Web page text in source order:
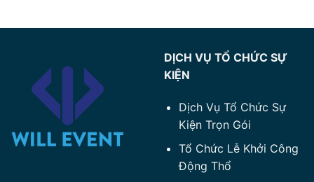
DỊCH VỤ TỔ CHỨC SỰ
KIỆN
Dịch Vụ Tổ Chức Sự
Kiện Trọn Gói
Tổ Chức Lễ Khởi Công
Động Thổ